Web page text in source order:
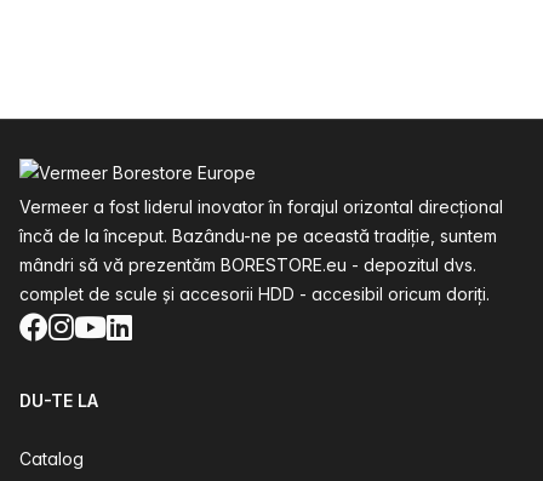
Vermeer a fost liderul inovator în forajul orizontal direcțional
încă de la început. Bazându-ne pe această tradiție, suntem
mândri să vă prezentăm BORESTORE.eu - depozitul dvs.
complet de scule și accesorii HDD - accesibil oricum doriți.
Facebook
Instagram
YouTube
LinkedIn
DU-TE LA
Catalog